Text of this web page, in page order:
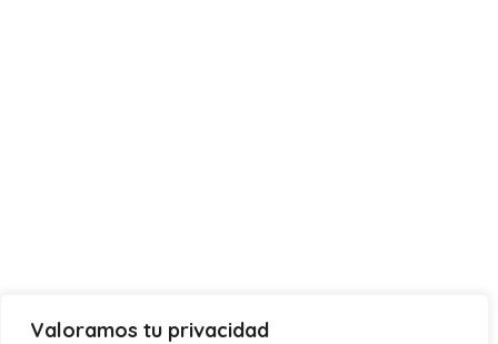
Valoramos tu privacidad